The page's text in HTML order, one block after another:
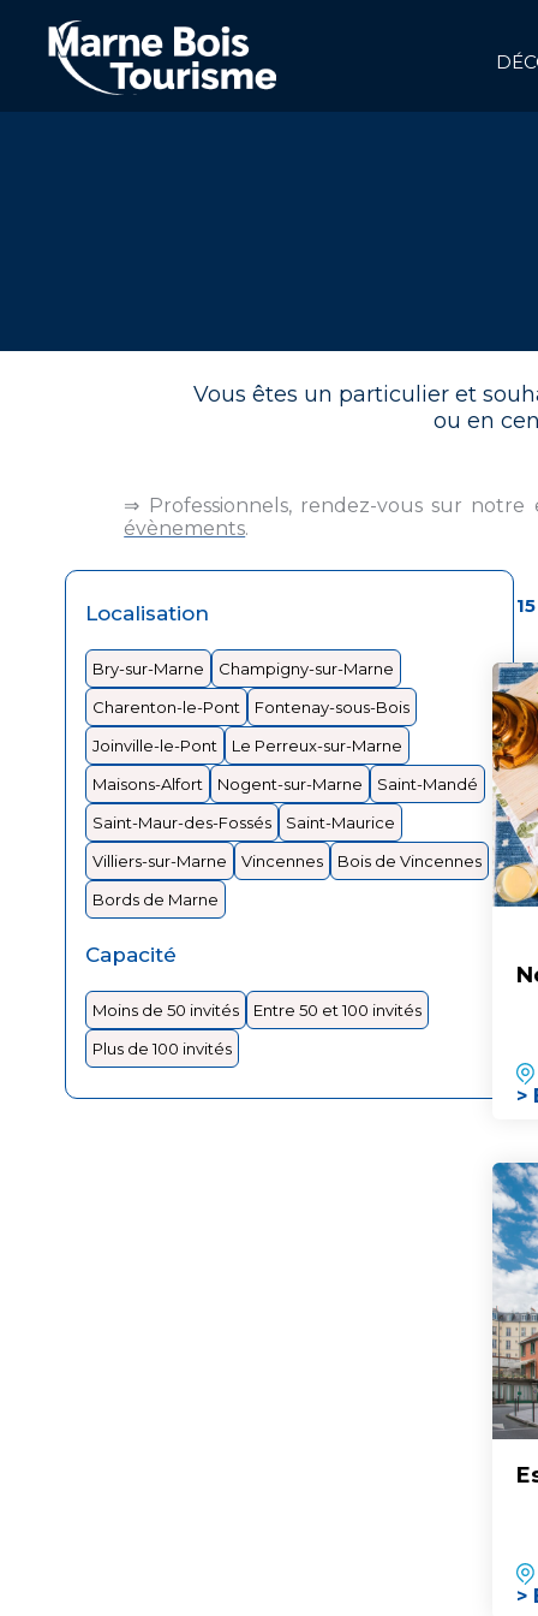
contenu
principal
NAVIGATION
Vous êtes un particulier et
ou en
⇒ Professionnels, rendez-vous sur notre
évènements.
Localisation
Bry-sur-Marne
Champigny-sur-Marne
Charenton-le-Pont
Fontenay-sous-Bois
Joinville-le-Pont
Le Perreux-sur-Marne
Maisons-Alfort
Nogent-sur-Marne
Saint-Mandé
Saint-Maur-des-Fossés
Saint-Maurice
Villiers-sur-Marne
Vincennes
Bois de Vincennes
Bords de Marne
Capacité
Moins de 50 invités
Entre 50 et 100 invités
Plus de 100 invités
>
>